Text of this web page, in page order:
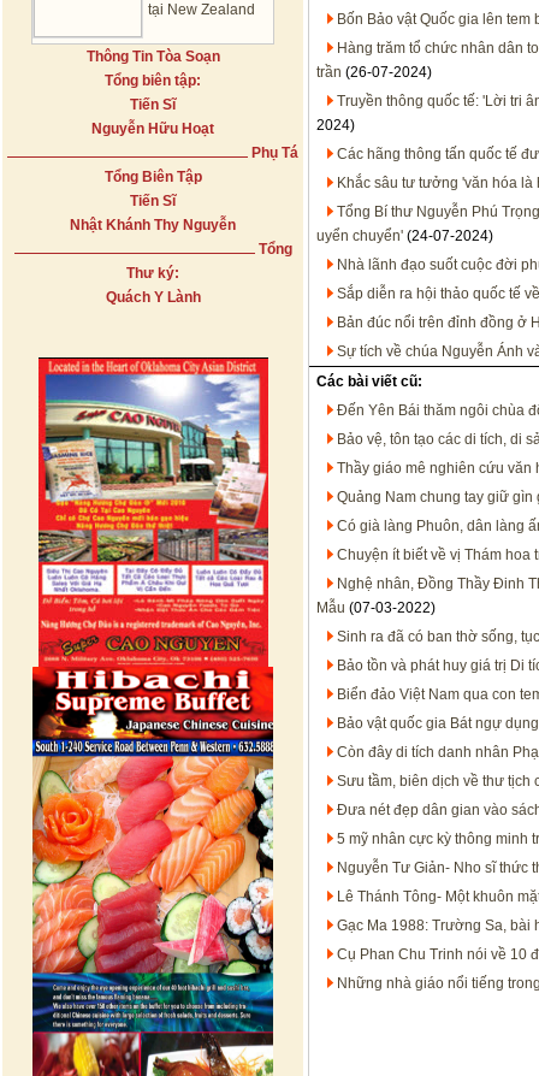
tại New Zealand
Thông Tin Tòa Soạn
Tổng biên tập:
Tiến Sĩ
Nguyễn Hữu Hoạt
Phụ Tá
Tổng Biên Tập
Tiến Sĩ
Nhật Khánh Thy Nguyễn
Tổng
Thư ký:
Quách Y Lành
Bốn Bảo vật Quốc gia lên tem
Hàng trăm tổ chức nhân dân
trần (26-07-2024)
Truyền thông quốc tế: 'Lời tri
2024)
Các hãng thông tấn quốc tế
Khắc sâu tư tưởng 'văn hóa là
Tổng Bí thư Nguyễn Phú
uyển chuyển' (24-07-2024)
Nhà lãnh đạo suốt cuộc đời
Sắp diễn ra hội thảo quốc tế
Bản đúc nổi trên đỉnh đồng ở
Sự tích về chúa Nguyễn Ánh
Các bài viết cũ:
Đến Yên Bái thăm ngôi chùa
Bảo vệ, tôn tạo các di tích, di
Thầy giáo mê nghiên cứu văn
Quảng Nam chung tay giữ gìn
Có già làng Phuôn, dân làng
Chuyện ít biết về vị Thám hoa
Nghệ nhân, Đồng Thầy Đinh
Mẫu (07-03-2022)
Sinh ra đã có ban thờ sống,
Bảo tồn và phát huy giá trị Di
Biển đảo Việt Nam qua con
Bảo vật quốc gia Bát ngự
Còn đây di tích danh nhân
Sưu tầm, biên dịch về thư tịch
Đưa nét đẹp dân gian vào
5 mỹ nhân cực kỳ thông minh
Nguyễn Tư Giản- Nho sĩ thức
Lê Thánh Tông- Một khuôn
Gạc Ma 1988: Trường Sa, bài
Cụ Phan Chu Trinh nói về 10
Những nhà giáo nổi tiếng